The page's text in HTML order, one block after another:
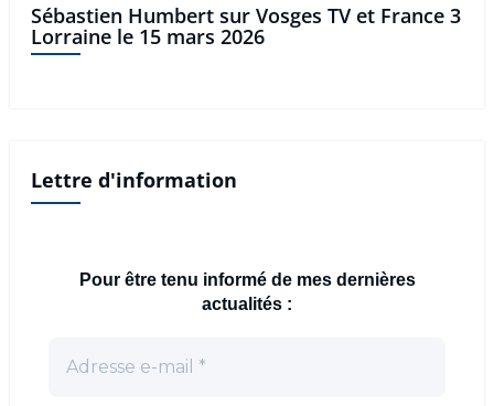
Sébastien Humbert sur Vosges TV et France 3
Lorraine le 15 mars 2026
Lettre d'information
Pour être tenu informé de mes dernières
actualités :